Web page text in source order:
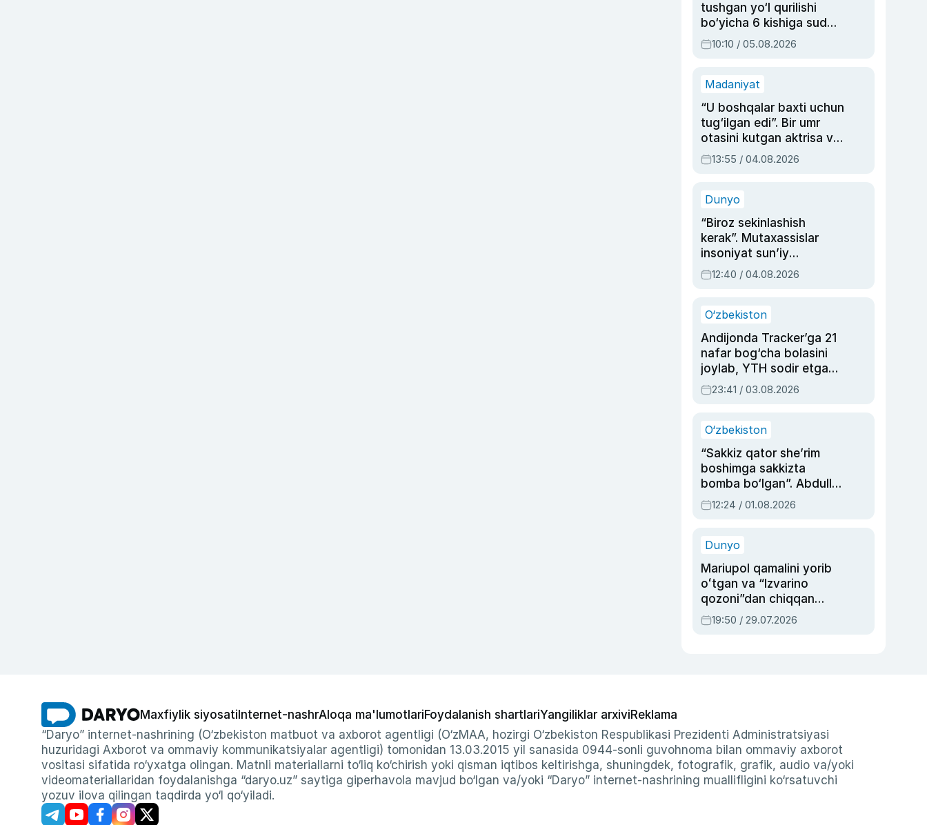
tushgan yo‘l qurilishi
bo‘yicha 6 kishiga sud
hukmi o‘qildi
10:10 / 05.08.2026
Madaniyat
“U boshqalar baxti uchun
tug‘ilgan edi”. Bir umr
otasini kutgan aktrisa va
dublyaj ustasi Rimma
Ahmedovaning
13:55 / 04.08.2026
Dunyo
“Biroz sekinlashish
kerak”. Mutaxassislar
insoniyat sun’iy
intellektni boshqara
olmay qolishidan xavotir
12:40 / 04.08.2026
O‘zbekiston
Andijonda Tracker’ga 21
nafar bog‘cha bolasini
joylab, YTH sodir etgan
ayolga sud hukmi o‘qildi
23:41 / 03.08.2026
O‘zbekiston
“Sakkiz qator she’rim
boshimga sakkizta
bomba bo‘lgan”. Abdulla
Oripovni siyosiy
ayblovlardan asrab
12:24 / 01.08.2026
Dunyo
Mariupol qamalini yorib
oʻtgan va “Izvarino
qozoni”dan chiqqan
qahramon — Ukraina
armiyasi bosh
19:50 / 29.07.2026
Maxfiylik siyosati Internet-nashrAloqa ma'lumotlariFoydalanish shartlariYangiliklar arxiviReklama
“Daryo” internet-nashrining (O‘zbekiston matbuot va axborot agentligi (O‘zMAA, hozirgi O‘zbekiston Respublikasi Prezidenti Administratsiyasi
huzuridagi Axborot va ommaviy kommunikatsiyalar agentligi) tomonidan 13.03.2015 yil sanasida 0944-sonli guvohnoma bilan ommaviy axborot
vositasi sifatida ro‘yxatga olingan. Matnli materiallarni to‘liq ko‘chirish yoki qisman iqtibos keltirishga, shuningdek, fotografik, grafik, audio va/yoki
videomateriallaridan foydalanishga “daryo.uz” saytiga giperhavola mavjud bo‘lgan va/yoki “Daryo” internet-nashrining muallifligini ko‘rsatuvchi
yozuv ilova qilingan taqdirda yo‘l qo‘yiladi.